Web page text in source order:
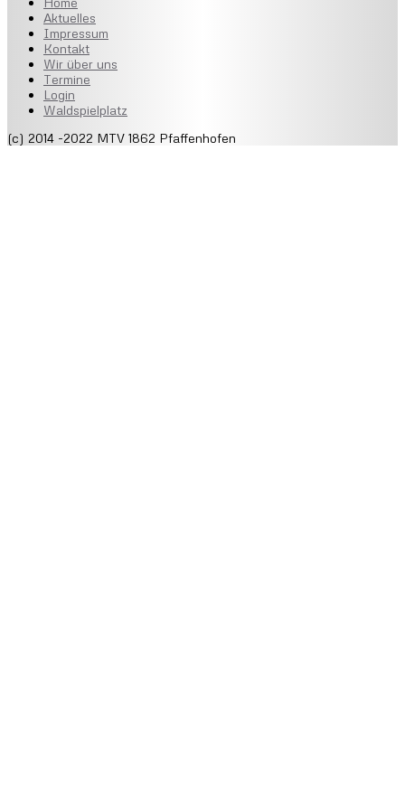
Aktuelles
Impressum
Kontakt
Wir über uns
Termine
Login
Waldspielplatz
(c) 2014 -2022 MTV 1862 Pfaffenhofen